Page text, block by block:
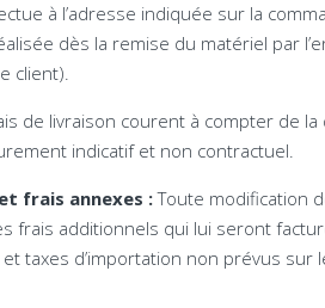
à l’adresse indiquée sur la
dès la remise du matériel par
client).
de livraison courent à compter de
indicatif et non contractuel.
frais annexes : Toute modification
frais additionnels qui lui seront
taxes d’importation non prévus sur